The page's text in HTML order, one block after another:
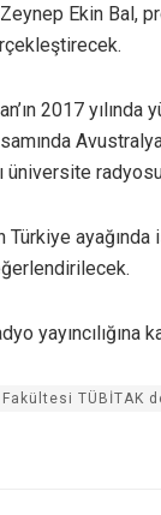
Ekin Bal,
2017 yılında
üniversite
ayağında
yayıncılığına
TÜBİTAK